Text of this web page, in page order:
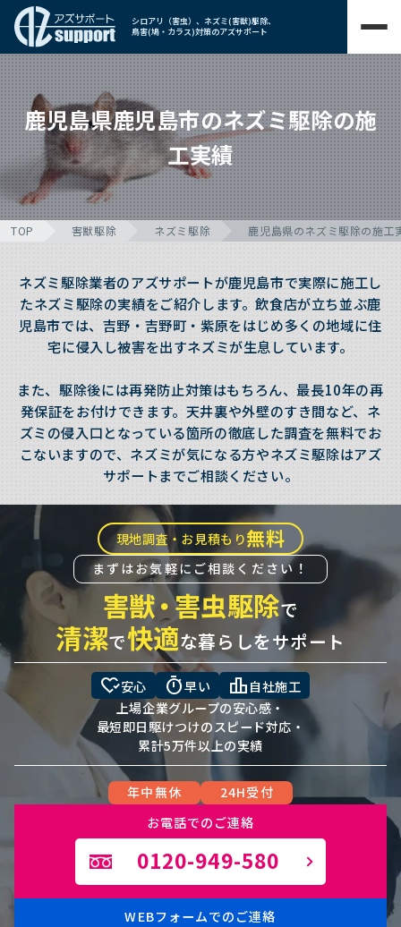
シロアリ（害虫）、ネズミ(害獣)駆除、
鳥害(鳩・カラス)対策のアズサポート
鹿児島県鹿児島市のネズミ駆除の施
工実績
TOP 害獣駆除 ネズミ駆除 鹿児島県のネズミ駆除の施工
ネズミ駆除業者のアズサポートが鹿児島市で実際に施工し
たネズミ駆除の実績をご紹介します。飲食店が立ち並ぶ鹿
児島市では、吉野・吉野町・紫原をはじめ多くの地域に住
宅に侵入し被害を出すネズミが生息しています。
また、駆除後には再発防止対策はもちろん、最長10年の再
発保証をお付けできます。天井裏や外壁のすき間など、ネ
ズミの侵入口となっている箇所の徹底した調査を無料でお
こないますので、ネズミが気になる方やネズミ駆除はアズ
サポートまでご相談ください。
現地調査・お見積もり無料
まずはお気軽にご相談ください！
害獣・害虫駆除で
清潔で快適な暮らしをサポート
heart_check安心 timer早い leaderboard 自社施工
上場企業グループの安心感・
最短即日駆けつけのスピード対応・
累計5万件以上の実績
年中無休
24H受付
お電話でのご連絡
0120-949-580
WEBフォームでのご連絡